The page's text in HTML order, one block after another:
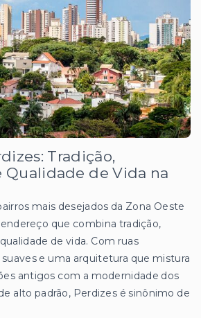
Tradição,
Qualidade de Vida na
mais desejados da Zona Oeste
que combina tradição,
de vida. Com ruas
suaves e uma arquitetura que mistura
antigos com a modernidade dos
alto padrão, Perdizes é sinônimo de